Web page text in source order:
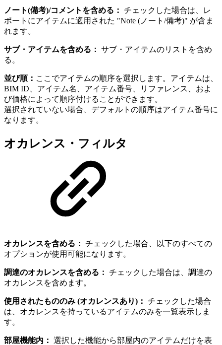
ノート(備考)/コメントを含める： チェックした場合は、レ
ポートにアイテムに適用された "Note (ノート/備考)" が含ま
れます。
サブ・アイテムを含める： サブ・アイテムのリストを含め
る。
並び順： ここでアイテムの順序を選択します。アイテムは、
BIM ID、アイテム名、アイテム番号、リファレンス、およ
び価格によって順序付けることができます。
選択されていない場合、デフォルトの順序はアイテム番号に
なります。
オカレンス・フィルタ
オカレンスを含める： チェックした場合、以下のすべての
オプションが使用可能になります。
調達のオカレンスを含める： チェックした場合は、調達の
オカレンスを含めます。
使用されたもののみ (オカレンスあり)： チェックした場合
は、オカレンスを持っているアイテムのみを一覧表示しま
す。
部屋機能内： 選択した機能から部屋内のアイテムだけを表